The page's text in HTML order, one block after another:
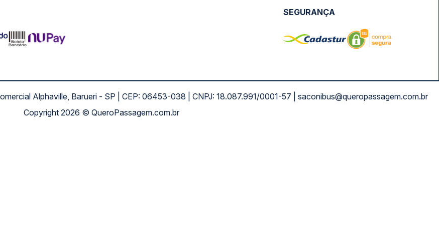
SEGURANÇA
Alphaville, Barueri - SP | CEP: 06453-038 | CNPJ: 18.087.991/0001-57 | saconibus@queropassagem.com.br
Copyright 2026 © QueroPassagem.com.br